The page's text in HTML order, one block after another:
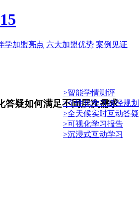
学加盟亮点 六大加盟优势 案例见证
>智能学情测评
>个性化学习路径规划
>全天候实时互动答疑
>可视化学习报告
>沉浸式互动学习
答疑如何满足不同层次需求